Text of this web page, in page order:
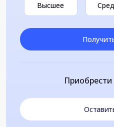
Высшее
Приобрести